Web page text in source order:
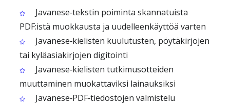
Javanese‑tekstin poiminta skannatuista
PDF:istä muokkausta ja uudelleenkäyttöä varten
Javanese‑kielisten kuulutusten, pöytäkirjojen
tai kyläasiakirjojen digitointi
Javanese‑kielisten tutkimusotteiden
muuttaminen muokattaviksi lainauksiksi
Javanese‑PDF‑tiedostojen valmistelu